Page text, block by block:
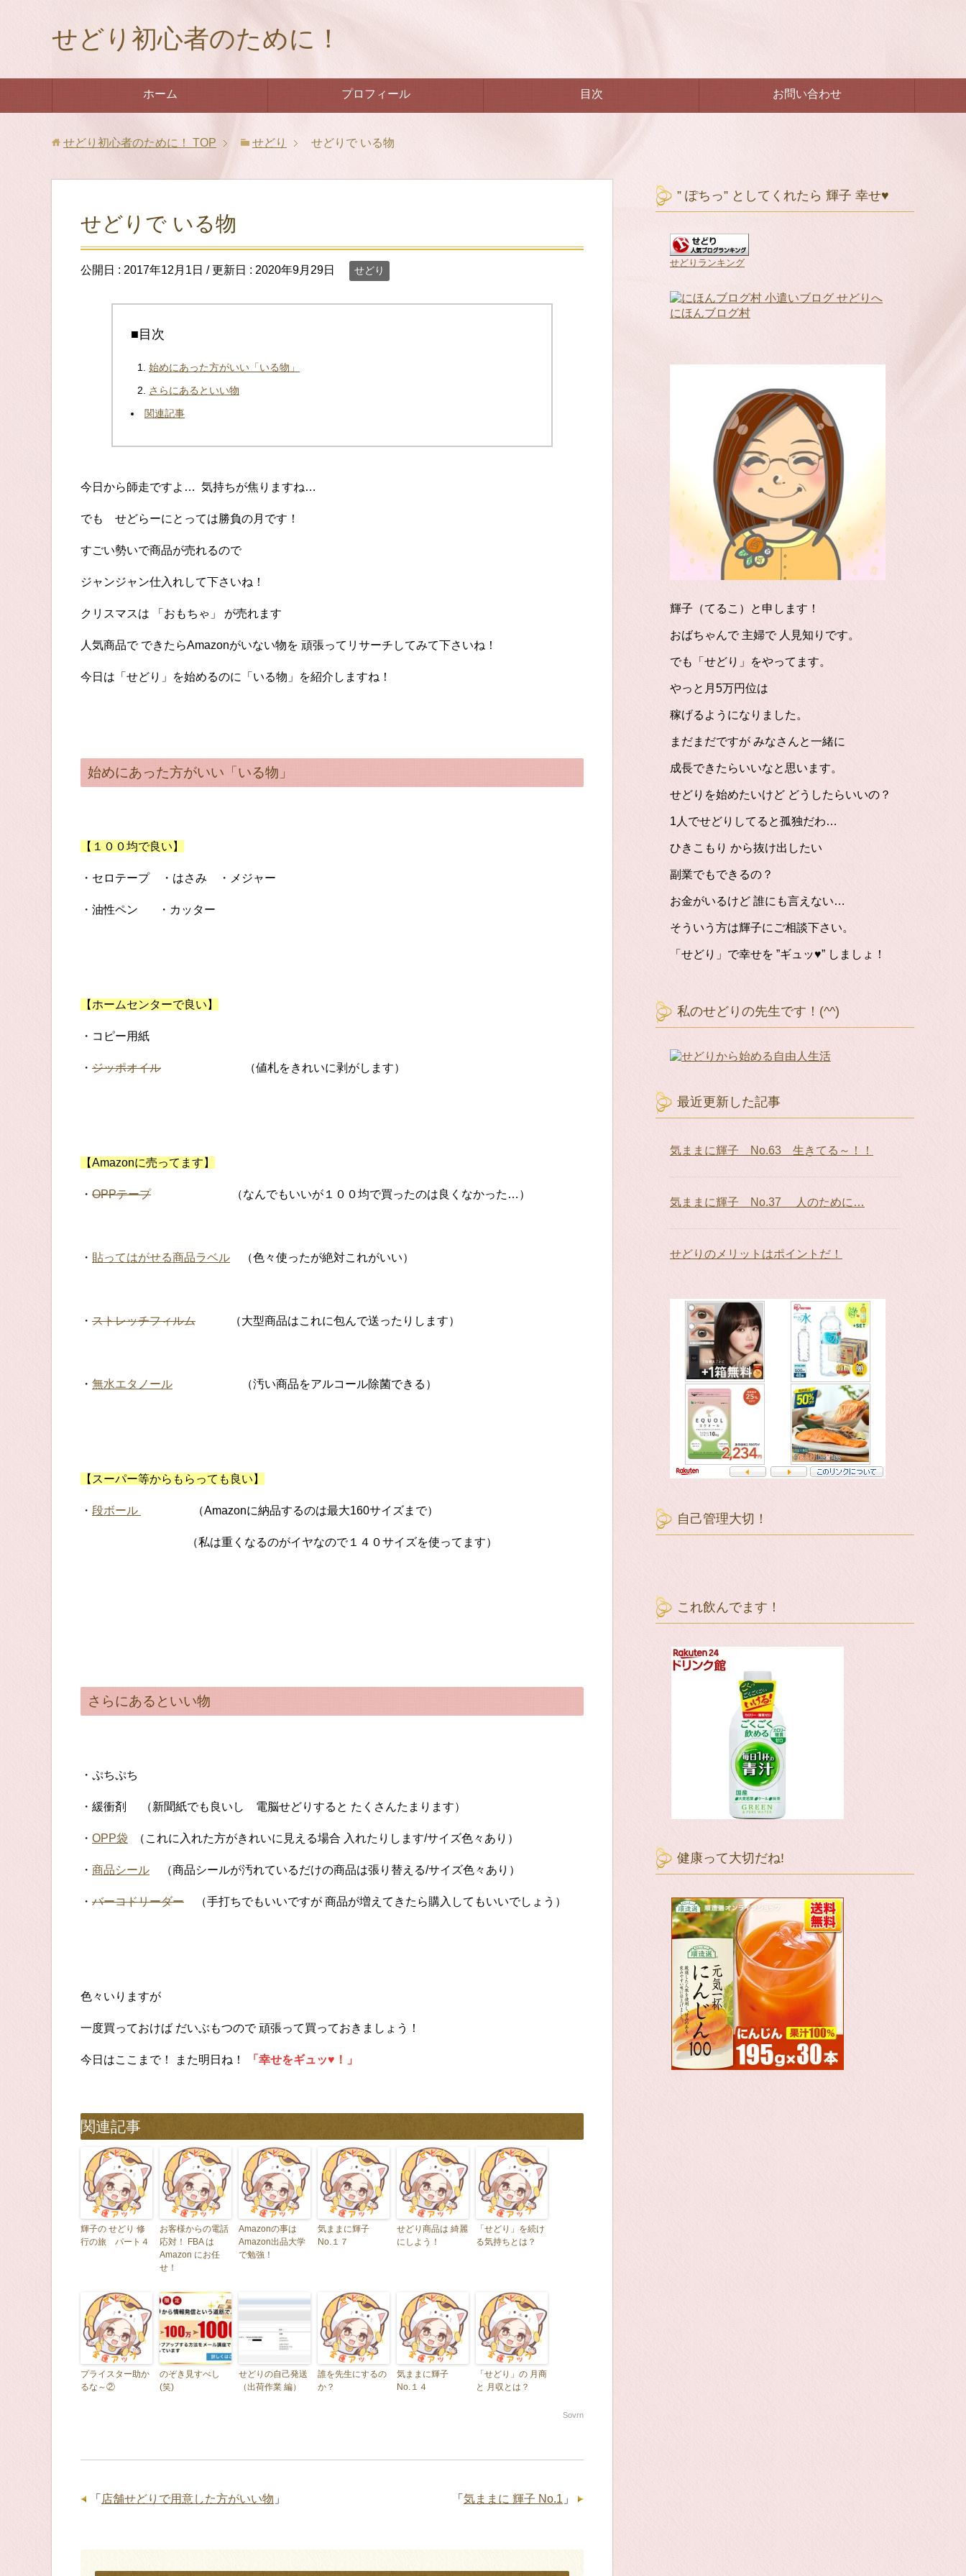
せどり初心者のために！
ホーム プロフィール 目次 お問い合わせ
せどり初心者のために！ TOP せどり せどりで いる物
せどりで いる物
公開日 : 2017年12月1日 / 更新日 : 2020年9月29日 せどり
■目次
始めにあった方がいい「いる物」
さらにあるといい物
関連記事
今日から師走ですよ… 気持ちが焦りますね…
でも せどらーにとっては勝負の月です！
すごい勢いで商品が売れるので
ジャンジャン仕入れして下さいね！
クリスマスは 「おもちゃ」 が売れます
人気商品で できたらAmazonがいない物を 頑張ってリサーチしてみて下さいね！
今日は「せどり」を始めるのに「いる物」を紹介しますね！
始めにあった方がいい「いる物」
【１００均で良い】
・セロテープ ・はさみ ・メジャー
・油性ペン ・カッター
【ホームセンターで良い】
・コピー用紙
・ ジッポオイル （値札をきれいに剥がします）
【Amazonに売ってます】
・ OPPテープ（なんでもいいが１００均で買ったのは良くなかった…）
・ 貼ってはがせる商品ラベル （色々使ったが絶対これがいい）
・ ストレッチフィルム （大型商品はこれに包んで送ったりします）
・ 無水エタノール （汚い商品をアルコール除菌できる）
【スーパー等からもらっても良い】
・ 段ボール （Amazonに納品するのは最大160サイズまで）
（私は重くなるのがイヤなので１４０サイズを使ってます）
さらにあるといい物
・ぷちぷち
・緩衝剤 （新聞紙でも良いし 電脳せどりすると たくさんたまります）
・ OPP袋 （これに入れた方がきれいに見える場合 入れたりします/サイズ色々あり）
・ 商品シール （商品シールが汚れているだけの商品は張り替える/サイズ色々あり）
・ バーコドリーダー （手打ちでもいいですが 商品が増えてきたら購入してもいいでしょう）
色々いりますが
一度買っておけば だいぶもつので 頑張って買っておきましょう！
今日はここまで！ また明日ね！ 「幸せをギュッ♥！」
関連記事
輝子の せどり 修
行の旅 パート４
お客様からの電話
応対！ FBA は
Amazon にお任
せ！
Amazonの事は
Amazon出品大学
で勉強！
気ままに輝子
No.１７
せどり商品は 綺麗
にしよう！
「せどり」を続け
る気持ちとは？
プライスター助か
るな～②
のぞき見すべし
(笑)
せどりの自己発送
（出荷作業 編）
誰を先生にするの
か？
気ままに輝子
No.１４
「せどり」の 月商
と 月収とは？
Sovrn
「 気ままに 輝子 No.1 」
「 店舗せどりで用意した方がいい物 」
” ぽちっ” としてくれたら 輝子 幸せ♥
せどりランキング
にほんブログ村
輝子（てるこ）と申します！
おばちゃんで 主婦で 人見知りです。
でも「せどり」をやってます。
やっと月5万円位は
稼げるようになりました。
まだまだですが みなさんと一緒に
成長できたらいいなと思います。
せどりを始めたいけど どうしたらいいの？
1人でせどりしてると孤独だわ…
ひきこもり から抜け出したい
副業でもできるの？
お金がいるけど 誰にも言えない…
そういう方は輝子にご相談下さい。
「せどり」で幸せを ”ギュッ♥” しましょ！
私のせどりの先生です！(^^)
最近更新した記事
気ままに輝子 No.63 生きてる～！！
気ままに輝子 No.37 人のために…
せどりのメリットはポイントだ！
自己管理大切！
これ飲んでます！
健康って大切だね!